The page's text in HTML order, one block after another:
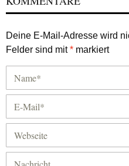
Deine E-Mail-Adresse wird
Felder sind mit* markiert